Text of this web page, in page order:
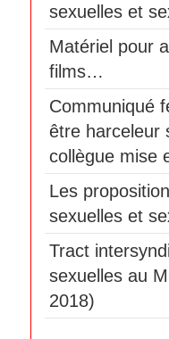
sexuelles et
Matériel pour
films…
Communiqué
être harceleur
collègue mise
Les
sexuelles et
Tract
sexuelles au
2018)